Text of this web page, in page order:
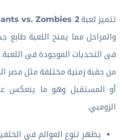
تتميز لعبةvs. Zombies 2
والمراحل مما يمنح اللعبة طابع
فى التحديات الموجودة فى
من حقبة زمنية مختلفة مثل مصر
أو المستقبل وهو ما ينعكس
الزومبي.
يظهر تنوع العوالم في